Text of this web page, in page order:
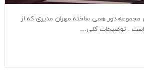
مجموعه دور همی ساخته مهران مدیری که از
. توضیحات کلی…